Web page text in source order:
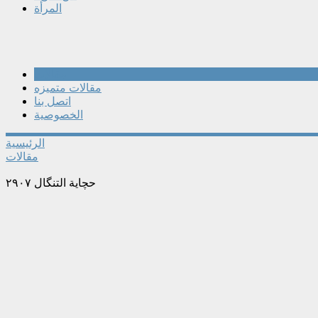
المرأة
مقالات متميزه
اتصل بنا
الخصوصية
الرئيسية
مقالات
حچاية التنگال ٢٩٠٧